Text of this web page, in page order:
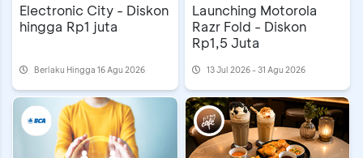
Electronic City - Diskon
hingga Rp1 juta
Berlaku Hingga 16 Agu 2026
Launching Motorola
Razr Fold - Diskon
Rp1,5 Juta
13 Jul 2026 - 31 Agu 2026